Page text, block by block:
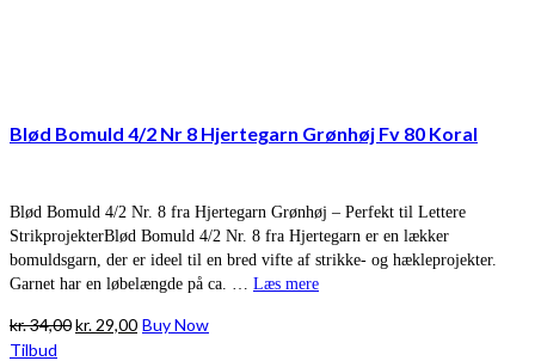
Blød Bomuld 4/2 Nr 8 Hjertegarn Grønhøj Fv 80 Koral
Blød Bomuld 4/2 Nr. 8 fra Hjertegarn Grønhøj – Perfekt til Lettere
StrikprojekterBlød Bomuld 4/2 Nr. 8 fra Hjertegarn er en lækker
bomuldsgarn, der er ideel til en bred vifte af strikke- og hækleprojekter.
Garnet har en løbelængde på ca. … Læs mere
kr.34,00Den
kr. 29,00Den
Buy Now
Tilbud